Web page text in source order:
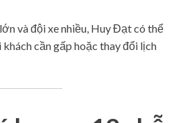
và đội xe nhiều, Huy Đạt có thể
khách cần gấp hoặc thay đổi lịch